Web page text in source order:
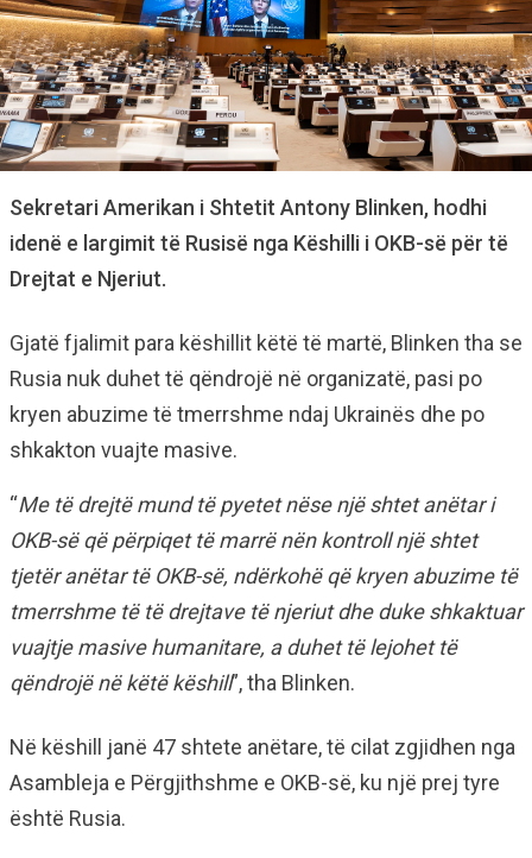
Sekretari Amerikan i Shtetit Antony Blinken, hodhi
idenë e largimit të Rusisë nga Këshilli i OKB-së për të
Drejtat e Njeriut.
Gjatë fjalimit para këshillit këtë të martë, Blinken tha se
Rusia nuk duhet të qëndrojë në organizatë, pasi po
kryen abuzime të tmerrshme ndaj Ukrainës dhe po
shkakton vuajte masive.
“Me të drejtë mund të pyetet nëse një shtet anëtar i
OKB-së që përpiqet të marrë nën kontroll një shtet
tjetër anëtar të OKB-së, ndërkohë që kryen abuzime të
tmerrshme të të drejtave të njeriut dhe duke shkaktuar
vuajtje masive humanitare, a duhet të lejohet të
qëndrojë në këtë këshill”, tha Blinken.
Në këshill janë 47 shtete anëtare, të cilat zgjidhen nga
Asambleja e Përgjithshme e OKB-së, ku një prej tyre
është Rusia.